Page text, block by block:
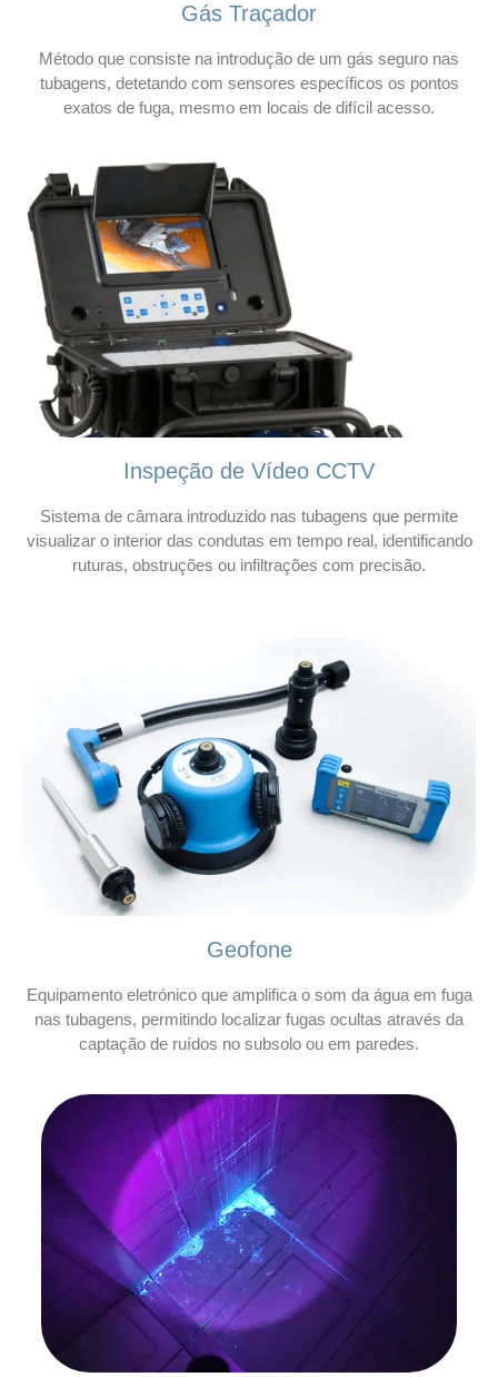
Gás Traçador
Método que consiste na introdução de um gás seguro nas
tubagens, detetando com sensores específicos os pontos
exatos de fuga, mesmo em locais de difícil acesso.
Inspeção de Vídeo CCTV
Sistema de câmara introduzido nas tubagens que permite
visualizar o interior das condutas em tempo real, identificando
ruturas, obstruções ou infiltrações com precisão.
Geofone
Equipamento eletrónico que amplifica o som da água em fuga
nas tubagens, permitindo localizar fugas ocultas através da
captação de ruídos no subsolo ou em paredes.